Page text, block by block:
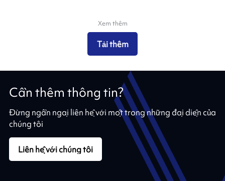
Xem thêm
Tải thêm
Cần thêm thông tin?
Đừng ngần ngại liên hệ với một trong những đại diện của
chúng tôi
Liên hệ với chúng tôi